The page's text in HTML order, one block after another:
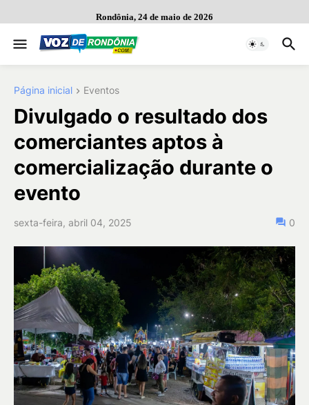
Rondônia, 24 de maio de 2026
Página inicial Eventos
Divulgado o resultado dos
comerciantes aptos à
comercialização durante o
evento
sexta-feira, abril 04, 2025 0